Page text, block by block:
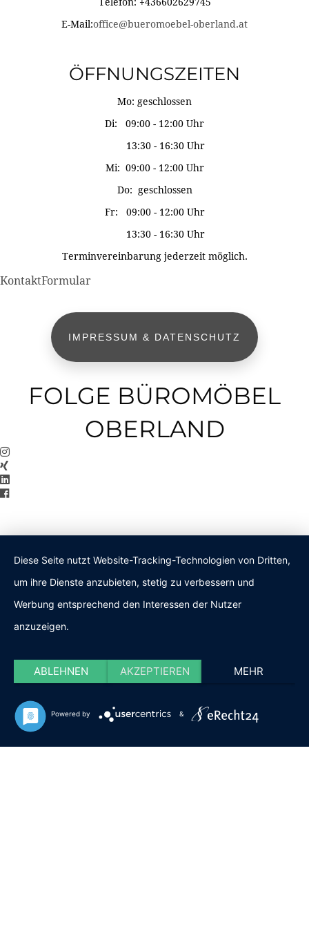
Telefon: +436602629745
E-Mail:office@bueromoebel-oberland.at
ÖFFNUNGSZEITEN
Mo: geschlossen
Di: 09:00 - 12:00 Uhr
13:30 - 16:30 Uhr
Mi: 09:00 - 12:00 Uhr
Do: geschlossen
Fr: 09:00 - 12:00 Uhr
13:30 - 16:30 Uhr
Terminvereinbarung jederzeit möglich.
KontaktFormular
IMPRESSUM & DATENSCHUTZ
FOLGE BÜROMÖBEL
OBERLAND
Diese Seite nutzt Website-Tracking-Technologien von Dritten,
um ihre Dienste anzubieten, stetig zu verbessern und
Werbung entsprechend den Interessen der Nutzer
anzuzeigen.
ABLEHNEN AKZEPTIEREN MEHR
Powered by &